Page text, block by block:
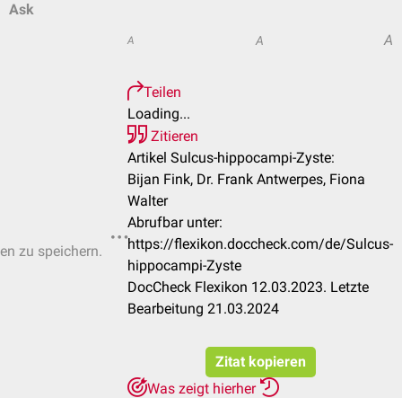
Ask
zu speichern.
A A A
Teilen
Loading...
Zitieren
Artikel Sulcus-hippocampi-Zyste:
Bijan Fink, Dr. Frank Antwerpes, Fiona
Walter
Abrufbar unter:
https://flexikon.doccheck.com/de/Sulcus-
hippocampi-Zyste
DocCheck Flexikon 12.03.2023. Letzte
Bearbeitung 21.03.2024
Zitat kopieren
Was zeigt hierher